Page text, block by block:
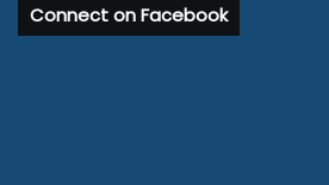
Connect on Facebook